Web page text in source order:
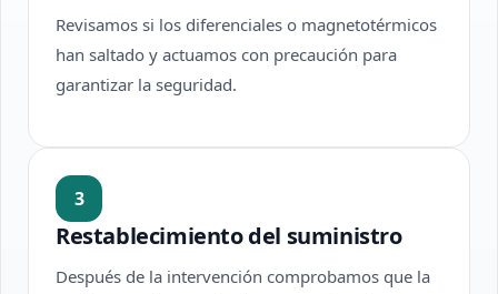
Revisamos si los diferenciales o magnetotérmicos
han saltado y actuamos con precaución para
garantizar la seguridad.
3
Restablecimiento del suministro
Después de la intervención comprobamos que la